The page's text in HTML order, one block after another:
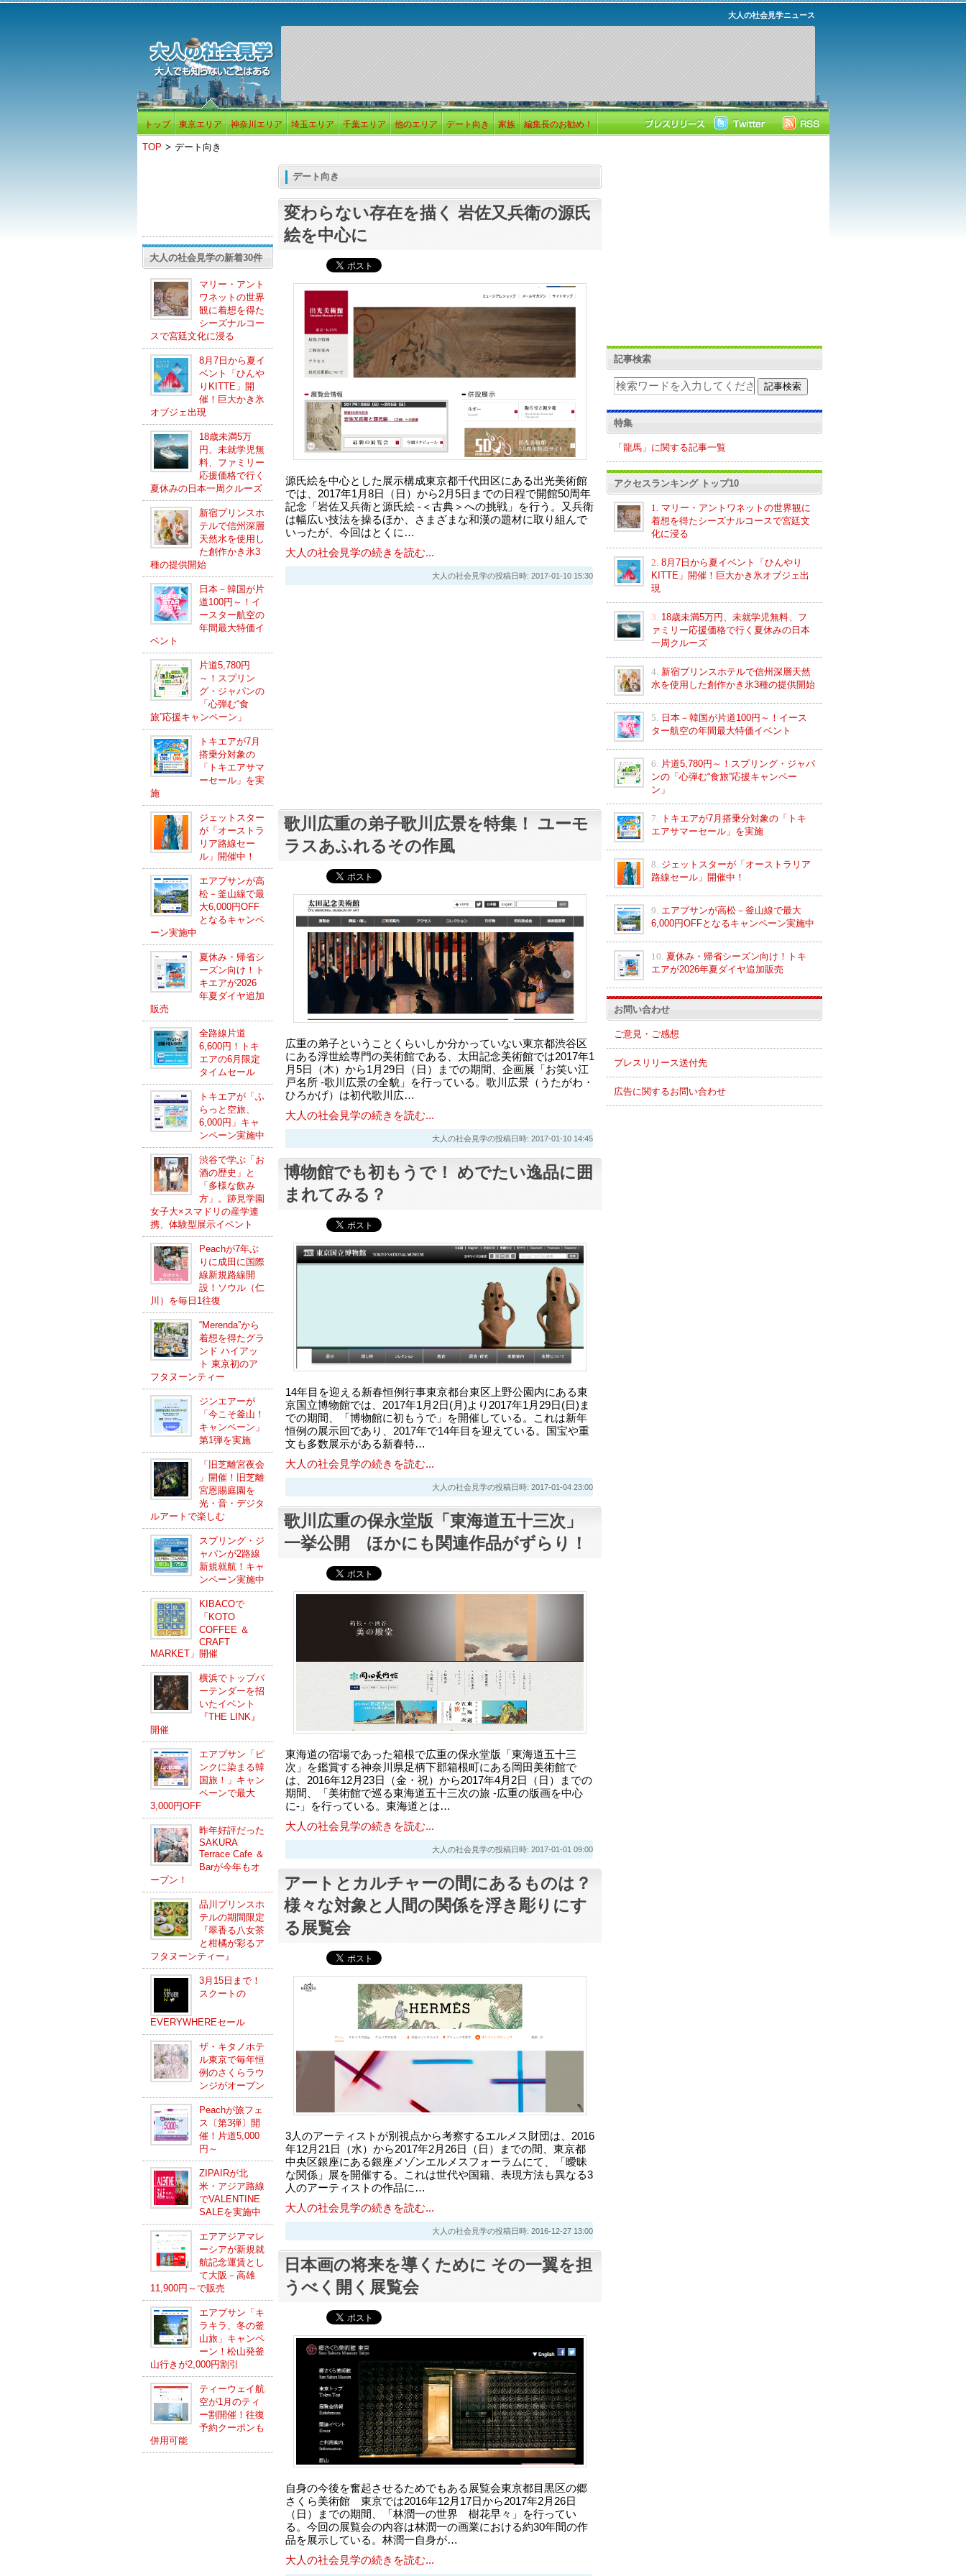
大人の社会見学ニュース
トップ 東京エリア 神奈川エリア 埼玉エリア 千葉エリア 他のエリア デート向き 家族 編集長のお勧め！
TOP > デート向き
大人の社会見学の新着30件
マリー・アント
ワネットの世界
観に着想を得た
シーズナルコー
スで宮廷文化に浸る
8月7日から夏イ
ベント「ひんや
りKITTE」開
催！巨大かき氷
オブジェ出現
18歳未満5万
円、未就学児無
料、ファミリー
応援価格で行く
夏休みの日本一周クルーズ
新宿プリンスホ
テルで信州深層
天然水を使用し
た創作かき氷3
種の提供開始
日本－韓国が片
道100円～！イ
ースター航空の
年間最大特価イ
ベント
片道5,780円
～！スプリン
グ・ジャパンの
「心弾む“食
旅”応援キャンペーン」
トキエアが7月
搭乗分対象の
「トキエアサマ
ーセール」を実
施
ジェットスター
が「オーストラ
リア路線セー
ル」開催中！
エアプサンが高
松－釜山線で最
大6,000円OFF
となるキャンペ
ーン実施中
夏休み・帰省シ
ーズン向け！ト
キエアが2026
年夏ダイヤ追加
販売
全路線片道
6,600円！トキ
エアの6月限定
タイムセール
トキエアが「ふ
らっと空旅、
6,000円」キャ
ンペーン実施中
渋谷で学ぶ「お
酒の歴史」と
「多様な飲み
方」。跡見学園
女子大×スマドリの産学連
携、体験型展示イベント
Peachが7年ぶ
りに成田に国際
線新規路線開
設！ソウル（仁
川）を毎日1往復
“Merenda”から
着想を得たグラ
ンド ハイアッ
ト 東京初のア
フタヌーンティー
ジンエアーが
「今こそ釜山！
キャンペーン」
第1弾を実施
「旧芝離宮夜会
」開催！旧芝離
宮恩賜庭園を
光・音・デジタ
ルアートで楽しむ
スプリング・ジ
ャパンが2路線
新規就航！キャ
ンペーン実施中
KIBACOで
「KOTO
COFFEE ＆
CRAFT
MARKET」開催
横浜でトップバ
ーテンダーを招
いたイベント
『THE LINK』
開催
エアプサン「ピ
ンクに染まる韓
国旅！」キャン
ペーンで最大
3,000円OFF
昨年好評だった
SAKURA
Terrace Cafe ＆
Barが今年もオ
ープン！
品川プリンスホ
テルの期間限定
『翠香る八女茶
と柑橘が彩るア
フタヌーンティー』
3月15日まで！
スクートの
EVERYWHEREセール
ザ・キタノホテ
ル東京で毎年恒
例のさくらラウ
ンジがオープン
Peachが旅フェ
ス〔第3弾〕開
催！片道5,000
円～
ZIPAIRが北
米・アジア路線
でVALENTINE
SALEを実施中
エアアジアマレ
ーシアが新規就
航記念運賃とし
て大阪－高雄
11,900円～で販売
エアプサン「キ
ラキラ、冬の釜
山旅」キャンペ
ーン！松山発釜
山行きが2,000円割引
ティーウェイ航
空が1月のティ
ー割開催！往復
予約クーポンも
併用可能
デート向き
変わらない存在を描く 岩佐又兵衛の源氏
絵を中心に
源氏絵を中心とした展示構成東京都千代田区にある出光美術館
では、2017年1月8日（日）から2月5日までの日程で開館50周年
記念「岩佐又兵衛と源氏絵 -＜古典＞への挑戦」を行う。又兵衛
は幅広い技法を操るほか、さまざまな和漢の題材に取り組んで
いったが、今回はとくに…
大人の社会見学の続きを読む...
大人の社会見学の投稿日時: 2017-01-10 15:30
歌川広重の弟子歌川広景を特集！ ユーモ
ラスあふれるその作風
広重の弟子ということくらいしか分かっていない東京都渋谷区
にある浮世絵専門の美術館である、太田記念美術館では2017年1
月5日（木）から1月29日（日）までの期間、企画展「お笑い江
戸名所 -歌川広景の全貌」を行っている。歌川広景（うたがわ・
ひろかげ）は初代歌川広…
大人の社会見学の続きを読む...
大人の社会見学の投稿日時: 2017-01-10 14:45
博物館でも初もうで！ めでたい逸品に囲
まれてみる？
14年目を迎える新春恒例行事東京都台東区上野公園内にある東
京国立博物館では、2017年1月2日(月)より2017年1月29日(日)ま
での期間、「博物館に初もうで」を開催している。これは新年
恒例の展示回であり、2017年で14年目を迎えている。国宝や重
文も多数展示がある新春特…
大人の社会見学の続きを読む...
大人の社会見学の投稿日時: 2017-01-04 23:00
歌川広重の保永堂版「東海道五十三次」
一挙公開 ほかにも関連作品がずらり！
東海道の宿場であった箱根で広重の保永堂版「東海道五十三
次」を鑑賞する神奈川県足柄下郡箱根町にある岡田美術館で
は、2016年12月23日（金・祝）から2017年4月2日（日）までの
期間、「美術館で巡る東海道五十三次の旅 -広重の版画を中心
に-」を行っている。東海道とは…
大人の社会見学の続きを読む...
大人の社会見学の投稿日時: 2017-01-01 09:00
アートとカルチャーの間にあるものは？
様々な対象と人間の関係を浮き彫りにす
る展覧会
3人のアーティストが別視点から考察するエルメス財団は、2016
年12月21日（水）から2017年2月26日（日）までの間、東京都
中央区銀座にある銀座メゾンエルメスフォーラムにて、「曖昧
な関係」展を開催する。これは世代や国籍、表現方法も異なる3
人のアーティストの作品に…
大人の社会見学の続きを読む...
大人の社会見学の投稿日時: 2016-12-27 13:00
日本画の将来を導くために その一翼を担
うべく開く展覧会
自身の今後を奮起させるためでもある展覧会東京都目黒区の郷
さくら美術館 東京では2016年12月17日から2017年2月26日
（日）までの期間、「林潤一の世界 樹花早々」を行ってい
る。今回の展覧会の内容は林潤一の画業における約30年間の作
品を展示している。林潤一自身が…
大人の社会見学の続きを読む...
記事検索
特集
「龍馬」に関する記事一覧
アクセスランキング トップ10
1.
マリー・アントワネットの世界観に
着想を得たシーズナルコースで宮廷文
化に浸る
2. 8月7日から夏イベント「ひんやり
KITTE」開催！巨大かき氷オブジェ出
現
3. 18歳未満5万円、未就学児無料、フ
ァミリー応援価格で行く夏休みの日本
一周クルーズ
4. 新宿プリンスホテルで信州深層天然
水を使用した創作かき氷3種の提供開始
5.
日本－韓国が片道100円～！イース
ター航空の年間最大特価イベント
6.
片道5,780円～！スプリング・ジャパ
ンの「心弾む“食旅”応援キャンペー
ン」
7.
トキエアが7月搭乗分対象の「トキ
エアサマーセール」を実施
8. ジェットスターが「オーストラリア
路線セール」開催中！
9. エアプサンが高松－釜山線で最大
6,000円OFFとなるキャンペーン実施中
10. 夏休み・帰省シーズン向け！トキ
エアが2026年夏ダイヤ追加販売
お問い合わせ
ご意見・ご感想
プレスリリース送付先
広告に関するお問い合わせ